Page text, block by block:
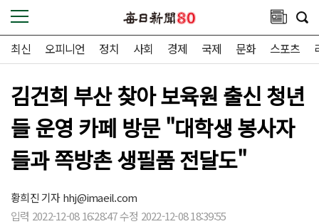
최신 오피니언 정치 사회 경제 국제 문화 스포츠
김건희 부산 찾아 보육원 출신 청년
들 운영 카페 방문 "대학생 봉사자
들과 쪽방촌 생필품 전달도"
황희진 기자hhj@imaeil.com
입력 2022-12-08 16:28:47 수정 2022-12-08 18:39:55